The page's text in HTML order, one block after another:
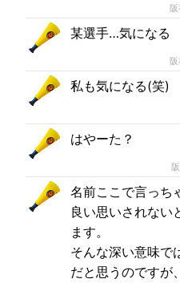
阪
某選手…気になる
阪
私も気になる(笑)
はやーた？
阪
名前ここで言っち
良い思いされない
ます。
そんな深い意味で
だと思うのですが、